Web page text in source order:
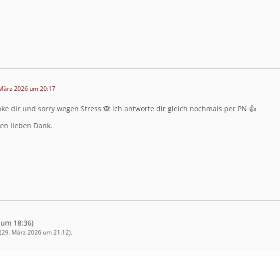
2026 um 20:17
dir und sorry wegen Stress 🙈 ich antworte dir gleich nochmals per PN 👍
lieben Dank.
18:36)
29. März 2026 um 21:12).